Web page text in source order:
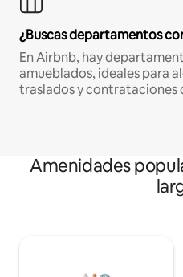
¿Buscas departamentos
En Airbnb, hay
amueblados, ideales para
traslados y contrataciones
Amenidades